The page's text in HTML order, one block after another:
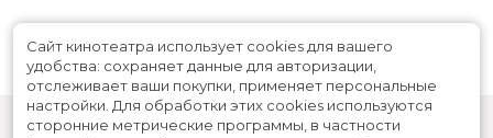
Сайт кинотеатра использует cookies для вашего
удобства: сохраняет данные для авторизации,
отслеживает ваши покупки, применяет персональные
настройки. Для обработки этих cookies используются
сторонние метрические программы, в частности